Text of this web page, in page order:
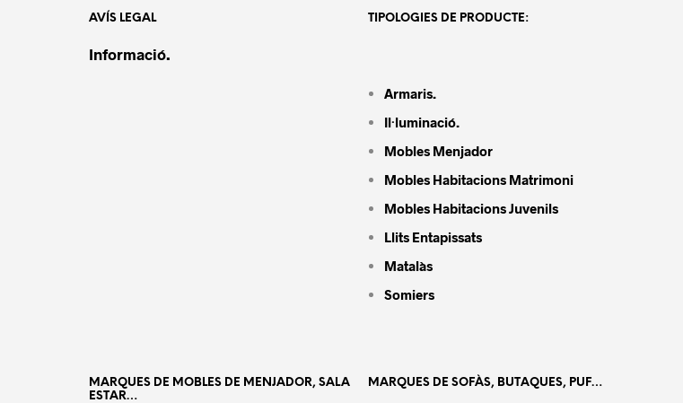
AVÍS LEGAL
Informació.
TIPOLOGIES DE PRODUCTE:
Armaris.
Il·luminació.
Mobles Menjador
Mobles Habitacions Matrimoni
Mobles Habitacions Juvenils
Llits Entapissats
Matalàs
Somiers
MARQUES DE MOBLES DE MENJADOR, SALA
ESTAR…
MARQUES DE SOFÀS, BUTAQUES, PUF…